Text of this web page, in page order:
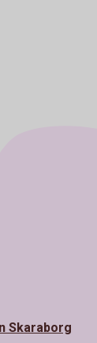
Skaraborg